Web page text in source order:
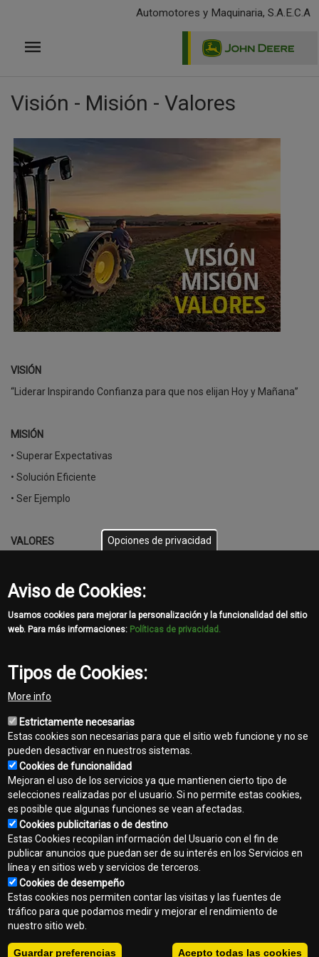
principal
Automotores y Maquinaria, S.A.E.C.A
Visión - Misión - Valores
VISIÓN
“Liderar Inspirando Confianza para que nos elijan Hoy y Mañana”
MISIÓN
• Superar Expectativas
• Solución Eficiente
• Ser Ejemplo
VALORES
•Compromiso
Share
Footer
menu
Contacto
Mapa del sitio
Normas de privacidad
Aviso legal
Copyright © 2026 - Automotores y Maquinaria, S.A.E.C.A. Todos los
derechos reservados.
Opciones de privacidad
Aviso de Cookies:
Usamos cookies para mejorar la personalización y la funcionalidad del sitio
web. Para más informaciones: Políticas de privacidad.
Tipos de Cookies:
More info
Estrictamente necesarias
Estas cookies son necesarias para que el sitio web funcione y no se
pueden desactivar en nuestros sistemas.
Cookies de funcionalidad
Mejoran el uso de los servicios ya que mantienen cierto tipo de
selecciones realizadas por el usuario. Si no permite estas cookies,
es posible que algunas funciones se vean afectadas.
Cookies publicitarias o de destino
Estas Cookies recopilan información del Usuario con el fin de
publicar anuncios que puedan ser de su interés en los Servicios en
línea y en sitios web y servicios de terceros.
Cookies de desempeño
Estas cookies nos permiten contar las visitas y las fuentes de
tráfico para que podamos medir y mejorar el rendimiento de
nuestro sitio web.
Guardar preferencias Acepto todas las cookies